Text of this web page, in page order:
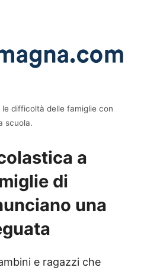
difficoltà delle famiglie con
scuola.
a
di
una
e ragazzi che